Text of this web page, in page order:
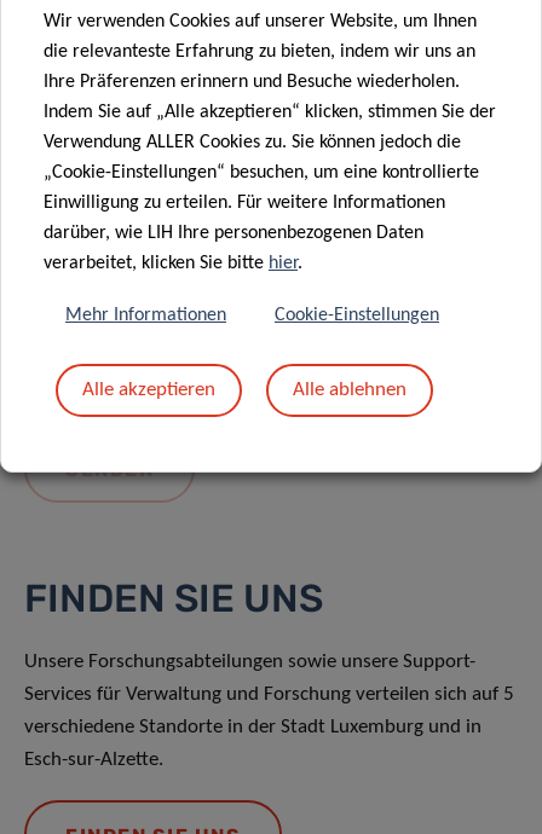
Mit dem Absenden Ihrer Nachricht erklären Sie
Datenschutzrichtlinie.
FINDEN SIE UNS
Unsere Forschungsabteilungen sowie unsere Support-
Services für Verwaltung und Forschung verteilen sich auf 5
verschiedene Standorte in der Stadt Luxemburg und in
Esch-sur-Alzette.
Wir verwenden Cookies auf unserer Website, um Ihnen
die relevanteste Erfahrung zu bieten, indem wir uns an
Ihre Präferenzen erinnern und Besuche wiederholen.
Indem Sie auf „Alle akzeptieren“ klicken, stimmen Sie der
Verwendung ALLER Cookies zu. Sie können jedoch die
„Cookie-Einstellungen“ besuchen, um eine kontrollierte
Einwilligung zu erteilen. Für weitere Informationen
darüber, wie LIH Ihre personenbezogenen Daten
verarbeitet, klicken Sie bitte hier.
Mehr Informationen Cookie-Einstellungen
Alle akzeptieren Alle ablehnen